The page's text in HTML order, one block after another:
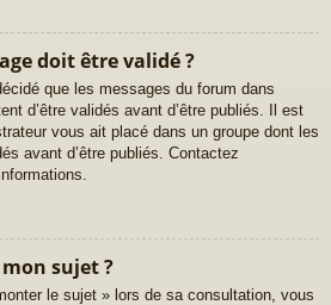
doit être validé ?
que les messages du forum dans
d’être validés avant d’être publiés. Il est
vous ait placé dans un groupe dont les
avant d’être publiés. Contactez
sujet ?
le sujet » lors de sa consultation, vous